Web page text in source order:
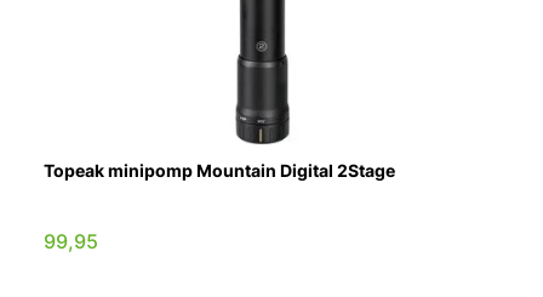
Topeak minipomp Mountain Digital 2Stage
99,95